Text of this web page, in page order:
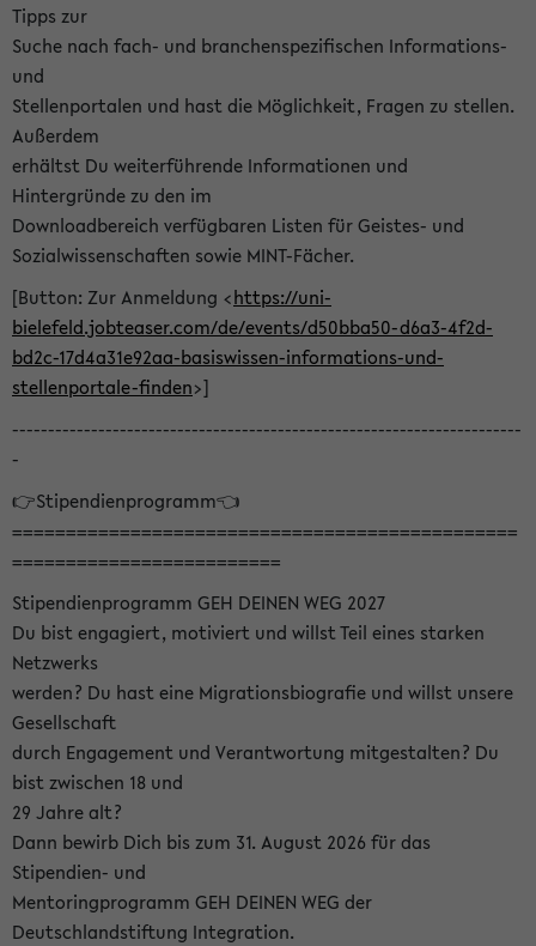
Tipps zur
Suche nach fach- und branchenspezifischen Informations-
und
Stellenportalen und hast die Möglichkeit, Fragen zu stellen.
Außerdem
erhältst Du weiterführende Informationen und
Hintergründe zu den im
Downloadbereich verfügbaren Listen für Geistes- und
Sozialwissenschaften sowie MINT-Fächer.
[Button: Zur Anmeldung <https://uni-
bielefeld.jobteaser.com/de/events/d50bba50-d6a3-4f2d-
bd2c-17d4a31e92aa-basiswissen-informations-und-
stellenportale-finden>]
-----------------------------------------------------------------------
-
👉Stipendienprogramm👈
===============================================
=========================
Stipendienprogramm GEH DEINEN WEG 2027
Du bist engagiert, motiviert und willst Teil eines starken
Netzwerks
werden? Du hast eine Migrationsbiografie und willst unsere
Gesellschaft
durch Engagement und Verantwortung mitgestalten? Du
bist zwischen 18 und
29 Jahre alt?
Dann bewirb Dich bis zum 31. August 2026 für das
Stipendien- und
Mentoringprogramm GEH DEINEN WEG der
Deutschlandstiftung Integration.